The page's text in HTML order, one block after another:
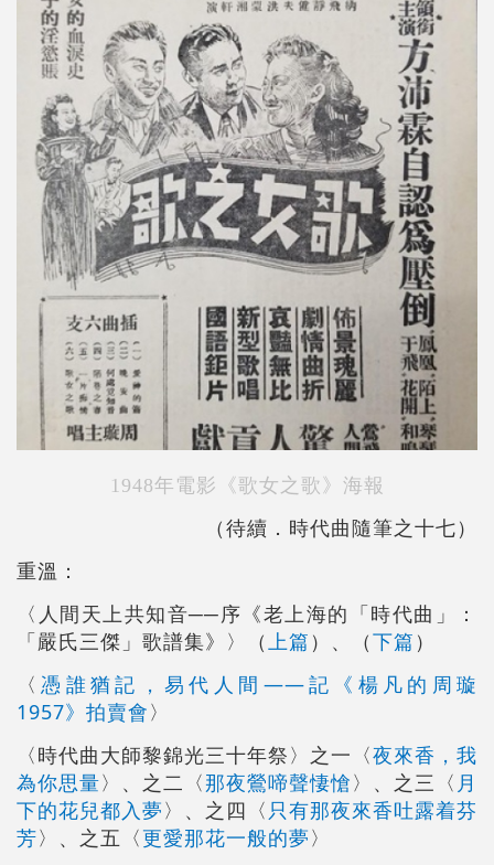
1948年電影《歌女之歌》海報
（待續．時代曲隨筆之十七）
重溫：
〈人間天上共知音──序《老上海的「時代曲」：
「嚴氏三傑」歌譜集》〉（ 上篇 ）、（ 下篇 ）
〈 憑誰猶記，易代人間――記《楊凡的周璇
1957》拍賣會 〉
〈時代曲大師黎錦光三十年祭〉之一〈夜來香，我
為你思量〉、之二〈那夜鶯啼聲悽愴 〉、之三〈 月
下的花兒都入夢 〉、之四〈 只有那夜來香吐露着芬
芳〉、之五〈 更愛那花一般的夢 〉